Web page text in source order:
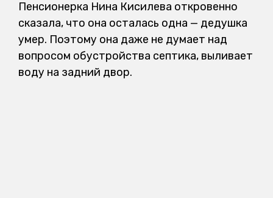
Пенсионерка Нина Кисилева откровенно
сказала, что она осталась одна — дедушка
умер. Поэтому она даже не думает над
вопросом обустройства септика, выливает
воду на задний двор.